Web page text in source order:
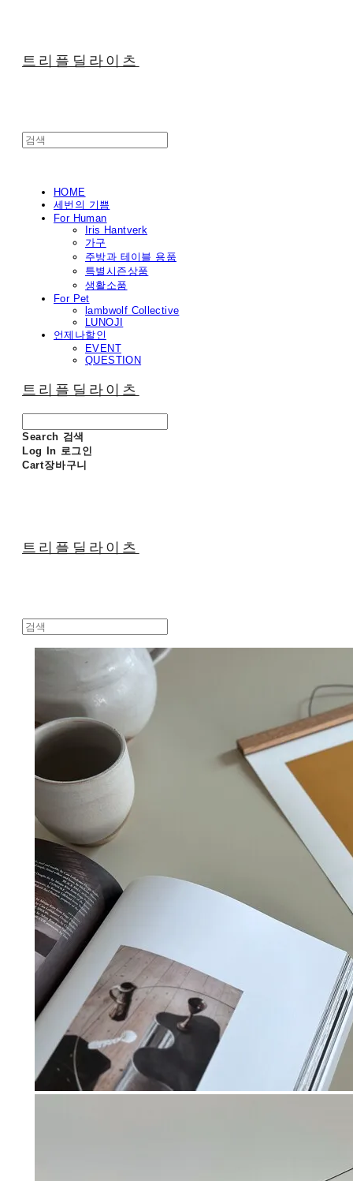
트리플딜라이츠
HOME
세번의 기쁨
For Human
Iris Hantverk
가구
주방과 테이블 용품
특별시즌상품
생활소품
For Pet
lambwolf Collective
LUNOJI
언제나할인
EVENT
QUESTION
트리플딜라이츠
Search 검색
Log In 로그인
Cart장바구니
트리플딜라이츠